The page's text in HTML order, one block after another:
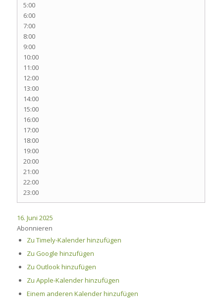
5:00
6:00
7:00
8:00
9:00
10:00
11:00
12:00
13:00
14:00
15:00
16:00
17:00
18:00
19:00
20:00
21:00
22:00
23:00
16. Juni 2025
Abonnieren
Zu Timely-Kalender hinzufügen
Zu Google hinzufügen
Zu Outlook hinzufügen
Zu Apple-Kalender hinzufügen
Einem anderen Kalender hinzufügen